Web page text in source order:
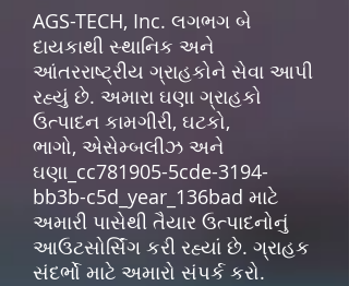
AGS-TECH, Inc. લગભગ બે
દાયકાથી સ્થાનિક અને
આંતરરાષ્ટ્રીય ગ્રાહકોને સેવા આપી
રહ્યું છે. અમારા ઘણા ગ્રાહકો
ઉત્પાદન કામગીરી, ઘટકો,
ભાગો, એસેમ્બલીઝ અને
ઘણા_cc781905-5cde-3194-
bb3b-c5d_year_136bad માટે
અમારી પાસેથી તૈયાર ઉત્પાદનોનું
આઉટસોર્સિંગ કરી રહ્યાં છે. ગ્રાહક
સંદર્ભો માટે અમારો સંપર્ક કરો.